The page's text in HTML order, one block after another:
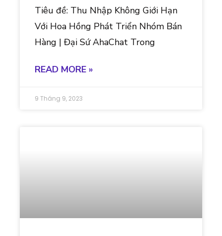
Tiêu đề: Thu Nhập Không Giới Hạn
Với Hoa Hồng Phát Triển Nhóm Bán
Hàng | Đại Sứ AhaChat Trong
READ MORE »
9 Tháng 9, 2023